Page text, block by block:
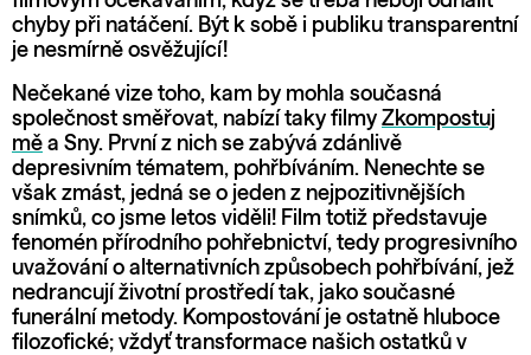
chyby při natáčení. Být k sobě i publiku transparentní
je nesmírně osvěžující!
Nečekané vize toho, kam by mohla současná
společnost směřovat, nabízí taky filmy Zkompostuj
mě a Sny. První z nich se zabývá zdánlivě
depresivním tématem, pohřbíváním. Nenechte se
však zmást, jedná se o jeden z nejpozitivnějších
snímků, co jsme letos viděli! Film totiž představuje
fenomén přírodního pohřebnictví, tedy progresivního
uvažování o alternativních způsobech pohřbívání, jež
nedrancují životní prostředí tak, jako současné
funerální metody. Kompostování je ostatně hluboce
filozofické; vždyť transformace našich ostatků v